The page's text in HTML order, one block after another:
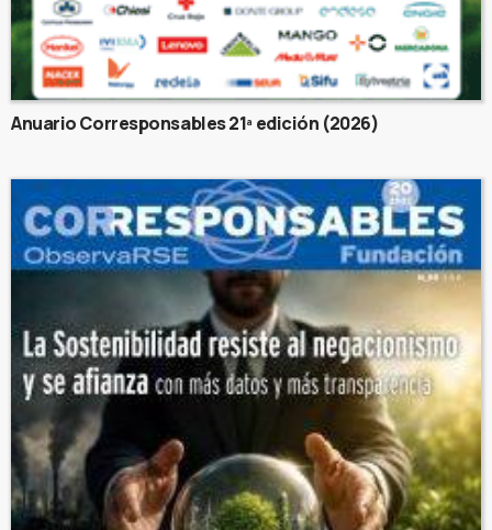
Anuario Corresponsables 21ª edición (2026)